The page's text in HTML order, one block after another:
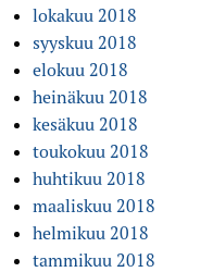
lokakuu 2018
syyskuu 2018
elokuu 2018
heinäkuu 2018
kesäkuu 2018
toukokuu 2018
huhtikuu 2018
maaliskuu 2018
helmikuu 2018
tammikuu 2018